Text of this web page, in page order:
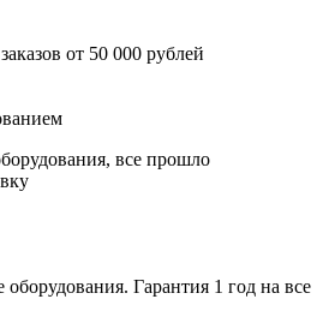
от 50 000 рублей
все прошло
оборудования. Гарантия 1 год на все